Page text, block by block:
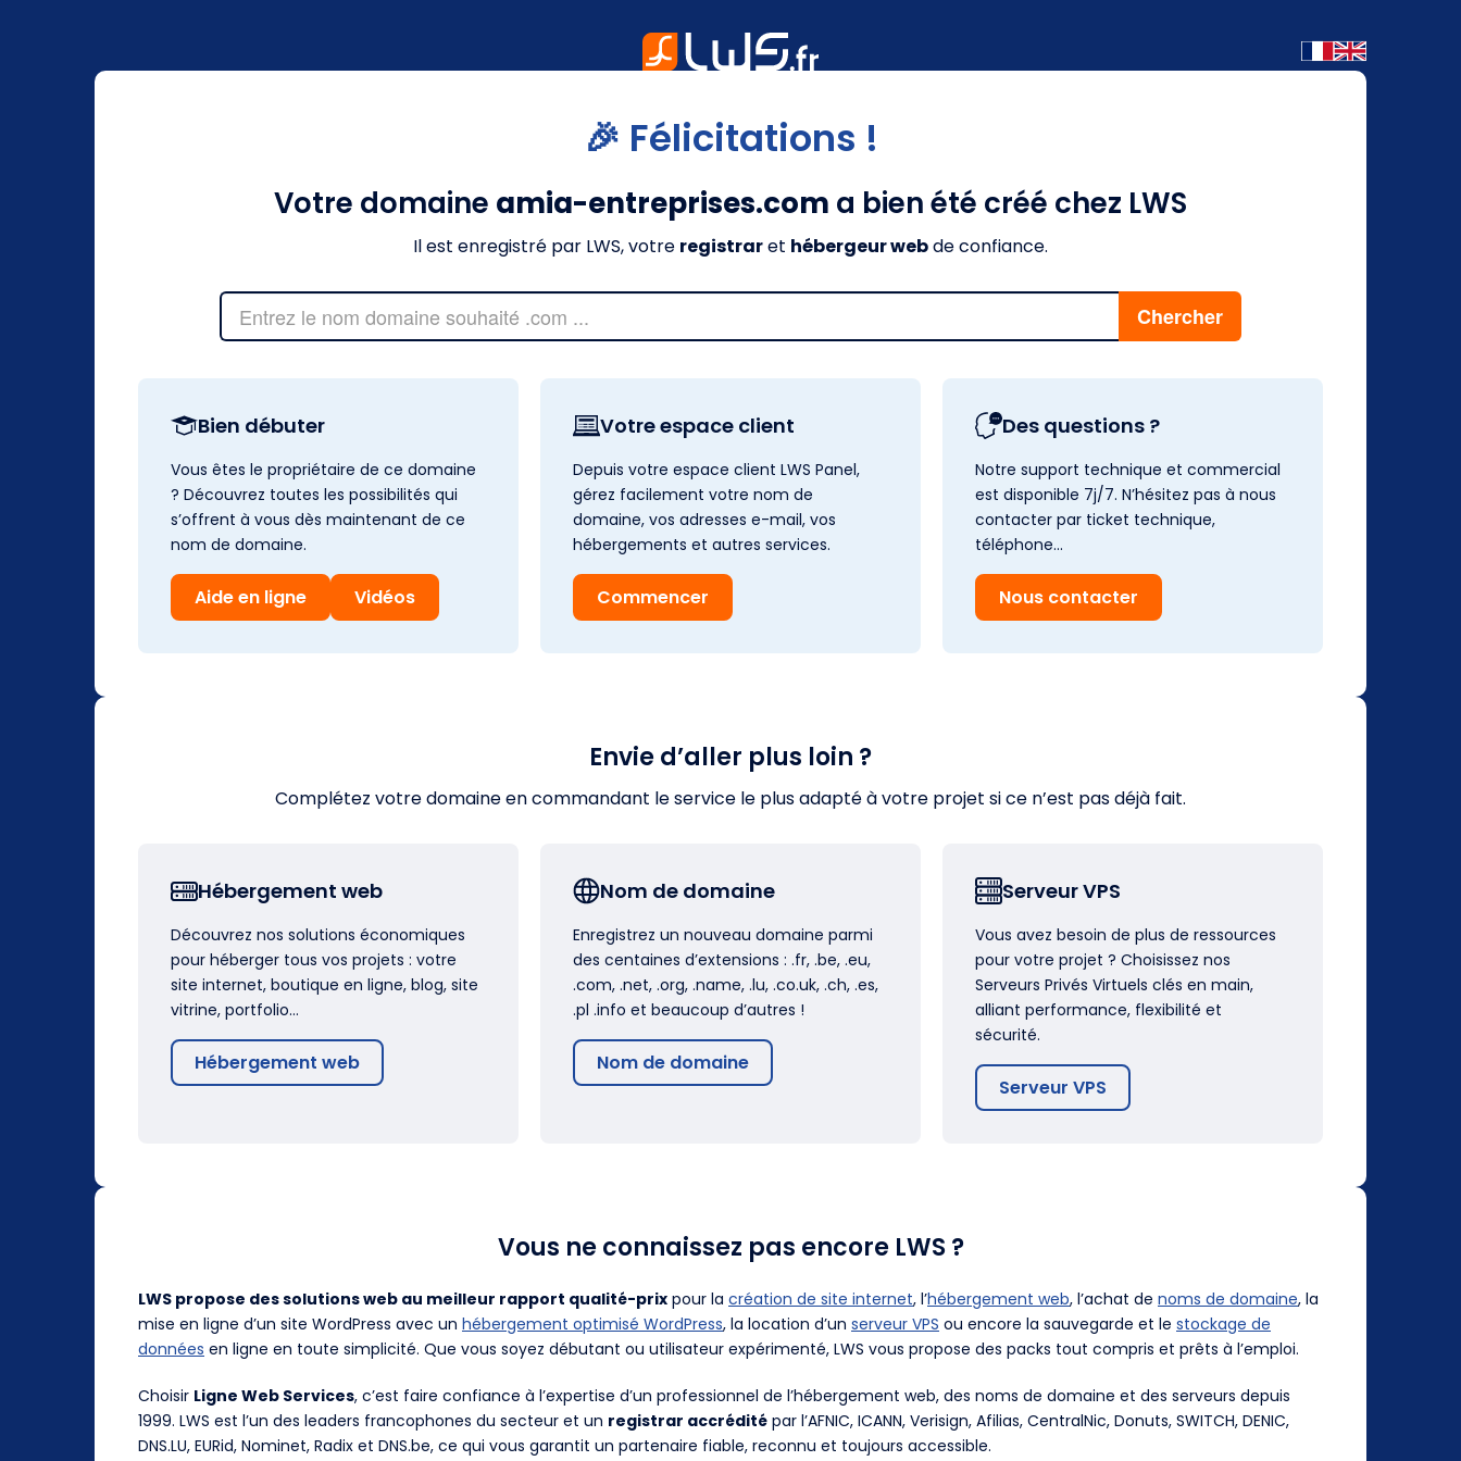
🎉 Félicitations !
Votre domaine amia-entreprises.com a bien été créé chez LWS
Il est enregistré par LWS, votre registraret hébergeur webde confiance.
Bien débuter
Vous êtes le propriétaire de ce domaine
? Découvrez toutes les possibilités qui
s’offrent à vous dès maintenant de ce
nom de domaine.
Aide en ligne Vidéos
Votre espace client
Depuis votre espace client LWS Panel,
gérez facilement votre nom de
domaine, vos adresses e-mail, vos
hébergements et autres services.
Commencer
Des questions ?
Notre support technique et commercial
est disponible 7j/7. N’hésitez pas à nous
contacter par ticket technique,
téléphone…
Nous contacter
Envie d’aller plus loin ?
Complétez votre domaine en commandant le service le plus adapté à votre projet si ce n’est pas déjà fait.
Hébergement web
Découvrez nos solutions économiques
pour héberger tous vos projets : votre
site internet, boutique en ligne, blog, site
vitrine, portfolio…
Hébergement web
Nom de domaine
Enregistrez un nouveau domaine parmi
des centaines d’extensions : .fr, .be, .eu,
.com, .net, .org, .name, .lu, .co.uk, .ch, .es,
.pl .info et beaucoup d’autres !
Nom de domaine
Serveur VPS
Vous avez besoin de plus de ressources
pour votre projet ? Choisissez nos
Serveurs Privés Virtuels clés en main,
alliant performance, flexibilité et
sécurité.
Serveur VPS
Vous ne connaissez pas encore LWS ?
LWS propose des solutions web au meilleur rapport qualité-prix pour la création de site internet, l’hébergement web, l’achat de noms de domaine, la
mise en ligne d’un site WordPress avec un hébergement optimisé WordPress, la location d’un serveur VPS ou encore la sauvegarde et le stockage de
données en ligne en toute simplicité. Que vous soyez débutant ou utilisateur expérimenté, LWS vous propose des packs tout compris et prêts à l’emploi.
Choisir Ligne Web Services, c’est faire confiance à l’expertise d’un professionnel de l’hébergement web, des noms de domaine et des serveurs depuis
1999. LWS est l’un des leaders francophones du secteur et un registrar accrédité par l’AFNIC, ICANN, Verisign, Afilias, CentralNic, Donuts, SWITCH, DENIC,
DNS.LU, EURid, Nominet, Radix et DNS.be, ce qui vous garantit un partenaire fiable, reconnu et toujours accessible.